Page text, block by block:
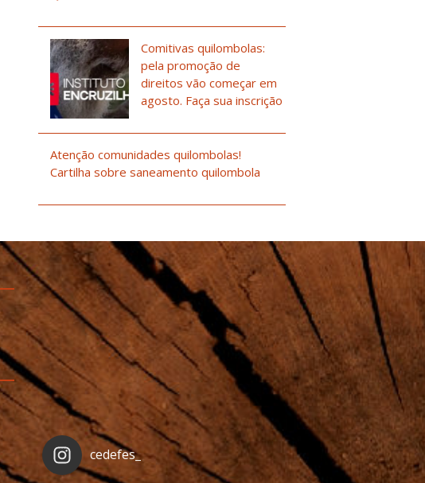
Comitivas quilombolas:
pela promoção de
direitos vão começar em
agosto. Faça sua inscrição
Atenção comunidades quilombolas!
Cartilha sobre saneamento quilombola
cedefes_